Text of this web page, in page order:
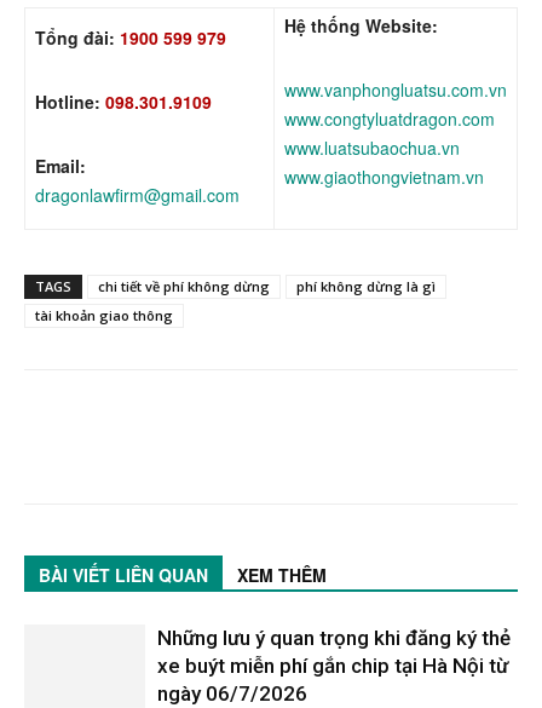
Tổng đài: 1900 599 979
Hotline: 098.301.9109
Email:
dragonlawfirm@gmail.com
Hệ thống Website:
www.vanphongluatsu.com.vn
www.congtyluatdragon.com
www.luatsubaochua.vn
www.giaothongvietnam.vn
TAGS chi tiết về phí không dừng
phí không dừng là gì
tài khoản giao thông
BÀI VIẾT LIÊN QUAN XEM THÊM
Những lưu ý quan trọng khi đăng ký thẻ
xe buýt miễn phí gắn chip tại Hà Nội từ
ngày 06/7/2026